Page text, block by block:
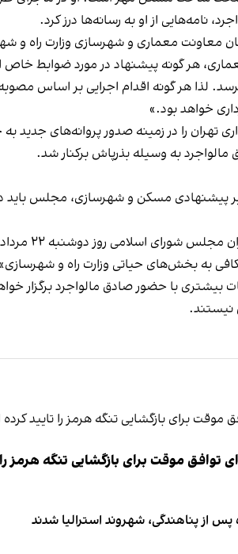
نامه‌هایی از او به رسانه‌ها درز کرد.
معاونت معماری و شهرسازی وزارت راه و
هر گونه پیشنهاد در مورد ضوابط خاص
لذا هر گونه اقدام اجرایی بر اساس
خواهد بود.»
را در زمینه صدور پروانه‌های جدید
به وسیله بذرپاش برکنار شد.
پیشنهادی مسکن و شهرسازی، مجلس
علیرضا
کافی به بخش‌های حیاتی وزارت راه و
بیشتری با حضور صادق مالواجرد برگزار
نیستند.
موقت برای بازگشایی تنگه هرمز